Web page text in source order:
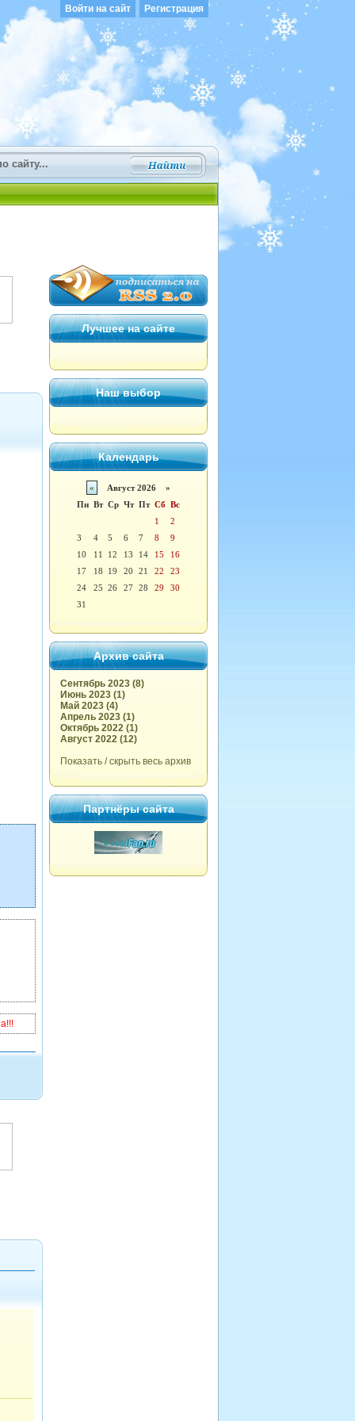
Войти на сайт Регистрация
Лучшее на сайте
Наш выбор
Календарь
«
Август 2026 »
Пн Вт Ср Чт Пт Сб Вс
1
2
3
4 5 6 7 8
9
10
11 12 13 14 15
16
17
18 19 20 21 22
23
24
25 26 27 28 29
30
31
Архив сайта
Сентябрь 2023 (8)
Июнь 2023 (1)
Май 2023 (4)
Апрель 2023 (1)
Октябрь 2022 (1)
Август 2022 (12)
Показать / скрыть весь архив
Партнёры сайта